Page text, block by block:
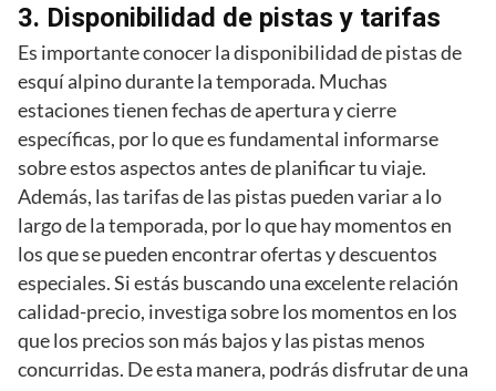
3. Disponibilidad de pistas y tarifas
Es importante conocer la disponibilidad de pistas de
esquí alpino durante la temporada. Muchas
estaciones tienen fechas de apertura y cierre
específicas, por lo que es fundamental informarse
sobre estos aspectos antes de planificar tu viaje.
Además, las tarifas de las pistas pueden variar a lo
largo de la temporada, por lo que hay momentos en
los que se pueden encontrar ofertas y descuentos
especiales. Si estás buscando una excelente relación
calidad-precio, investiga sobre los momentos en los
que los precios son más bajos y las pistas menos
concurridas. De esta manera, podrás disfrutar de una